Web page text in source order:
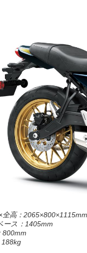
全高：2065×800×1115mm
ース：1405mm
800mm
188kg